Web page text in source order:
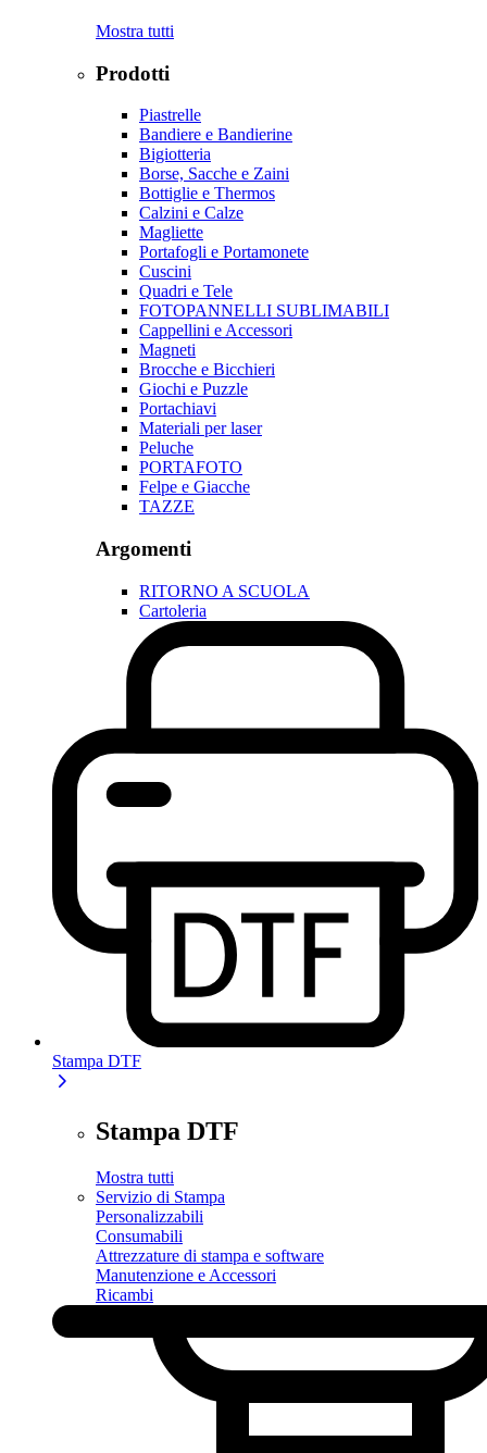
Mostra tutti
Prodotti
Piastrelle
Bandiere e Bandierine
Bigiotteria
Borse, Sacche e Zaini
Bottiglie e Thermos
Calzini e Calze
Magliette
Portafogli e Portamonete
Cuscini
Quadri e Tele
FOTOPANNELLI SUBLIMABILI
Cappellini e Accessori
Magneti
Brocche e Bicchieri
Giochi e Puzzle
Portachiavi
Materiali per laser
Peluche
PORTAFOTO
Felpe e Giacche
TAZZE
Argomenti
RITORNO A SCUOLA
Cartoleria
Stampa DTF
Stampa DTF
Mostra tutti
Servizio di Stampa
Personalizzabili
Consumabili
Attrezzature di stampa e software
Manutenzione e Accessori
Ricambi